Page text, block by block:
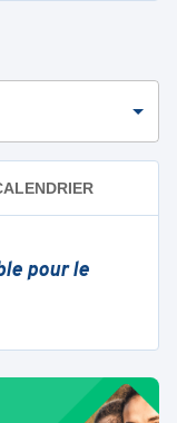
pour le